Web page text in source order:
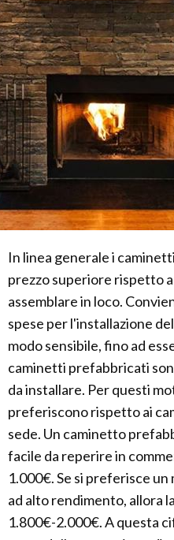
In linea generale i
prezzo superiore rispetto
assemblare in loco.
spese per l'installazione
modo sensibile, fino ad
caminetti prefabbricati
da installare. Per questi
preferiscono rispetto ai
sede. Un caminetto
facile da reperire in
1.000€. Se si preferisce
ad alto rendimento, allora
1.800€-2.000€. A questa